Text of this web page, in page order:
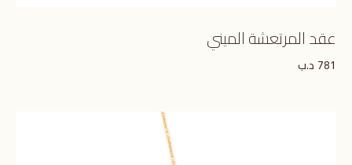
عقد المرتعشة الميني
781 د.ب